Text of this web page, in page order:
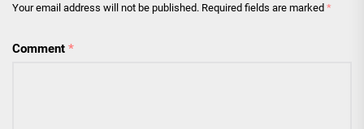
Your email address will not be published. Required fields are marked *
Comment *